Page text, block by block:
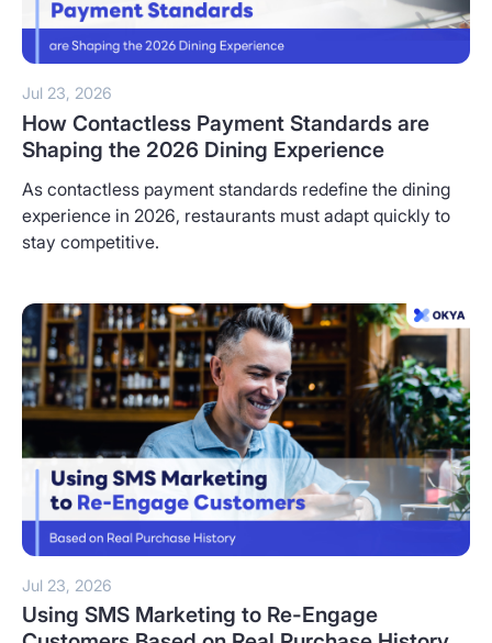
Jul 23, 2026
How Contactless Payment Standards are
Shaping the 2026 Dining Experience
As contactless payment standards redefine the dining
experience in 2026, restaurants must adapt quickly to
stay competitive.
Jul 23, 2026
Using SMS Marketing to Re-Engage